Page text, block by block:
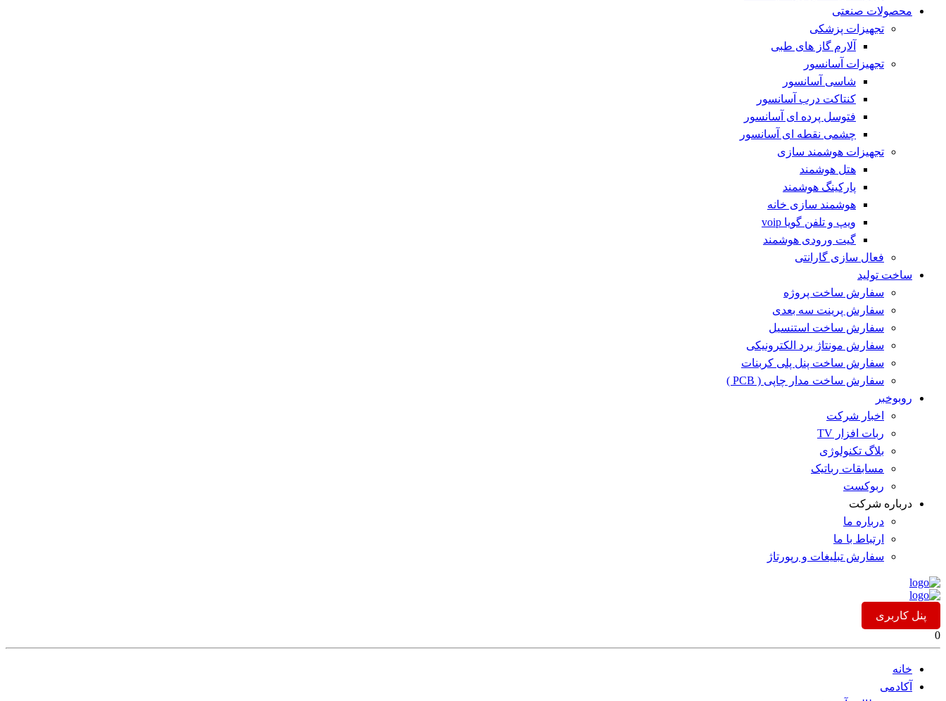
محصولات صنعتی
تجهیزات پزشکی
آلارم گاز های طبی
تجهیزات آسانسور
شاسی آسانسور
کنتاکت درب آسانسور
فتوسل پرده ای آسانسور
چشمی نقطه ای آسانسور
تجهیزات هوشمند سازی
هتل هوشمند
پارکینگ هوشمند
هوشمند سازی خانه
ویپ و تلفن گویا voip
گیت ورودی هوشمند
فعال سازی گارانتی
ساخت تولید
سفارش ساخت پروژه
سفارش پرینت سه بعدی
سفارش ساخت استنسیل
سفارش مونتاژ برد الکترونیکی
سفارش ساخت پنل پلی کربنات
سفارش ساخت مدار چاپی ( PCB )
روبوخبر
اخبار شرکت
ربات افزار TV
بلاگ تکنولوژی
مسابقات رباتیک
ربوکست
درباره شرکت
درباره ما
ارتباط با ما
سفارش تبلیغات و رپورتاژ
پنل کاربری
0
خانه
آکادمی